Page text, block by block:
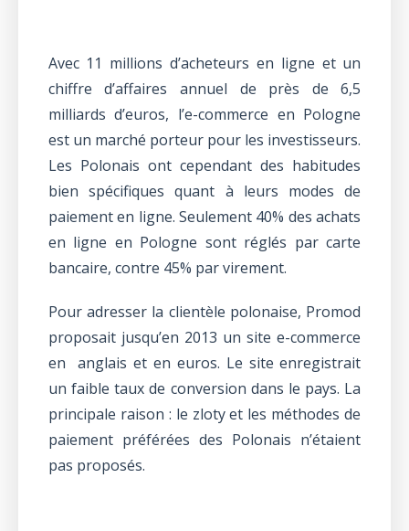
Avec 11 millions d’acheteurs en ligne et un
chiffre d’affaires annuel de près de 6,5
milliards d’euros, l’e-commerce en Pologne
est un marché porteur pour les investisseurs.
Les Polonais ont cependant des habitudes
bien spécifiques quant à leurs modes de
paiement en ligne. Seulement 40% des achats
en ligne en Pologne sont réglés par carte
bancaire, contre 45% par virement.
Pour adresser la clientèle polonaise, Promod
proposait jusqu’en 2013 un site e-commerce
en anglais et en euros. Le site enregistrait
un faible taux de conversion dans le pays. La
principale raison : le zloty et les méthodes de
paiement préférées des Polonais n’étaient
pas proposés.